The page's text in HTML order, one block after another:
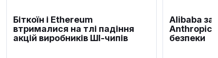
Біткоїн і Ethereum
втрималися на тлі падіння
акцій виробників ШІ-чипів
Alibaba
Anthropic
безпеки